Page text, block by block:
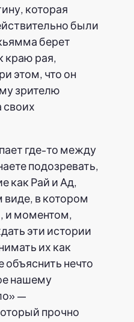
которая
были
берет
краю рая,
этом, что он
зрителю
своих
где-то между
подозревать,
как Рай и Ад,
виде, в котором
и моментом,
эти истории
их как
нечто
нашему
—
прочно